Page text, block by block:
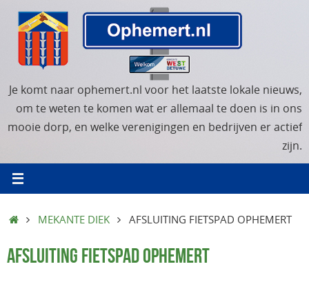
naar
inhoud
Je komt naar ophemert.nl voor het laatste lokale nieuws,
om te weten te komen wat er allemaal te doen is in ons
mooie dorp, en welke verenigingen en bedrijven er actief
zijn.
HOMEMEKANTE DIEK AFSLUITING FIETSPAD OPHEMERT
AFSLUITING FIETSPAD OPHEMERT